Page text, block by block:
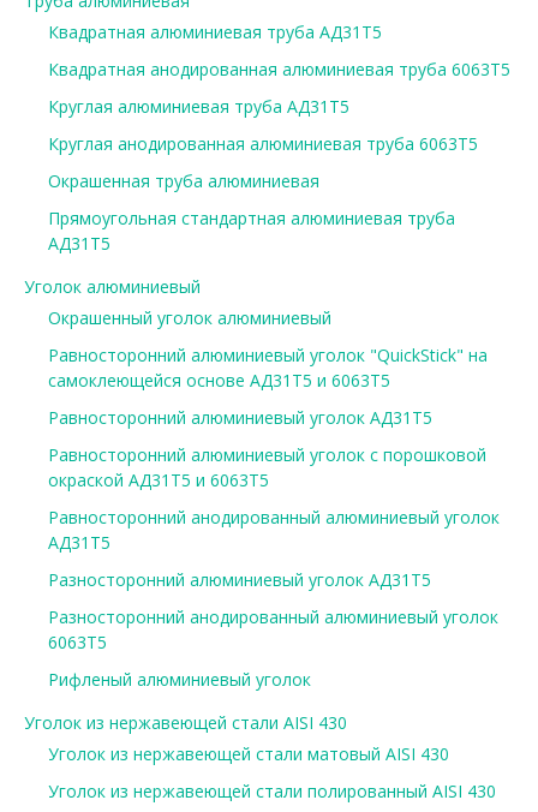
Квадратная алюминиевая труба АД31Т5
Квадратная анодированная алюминиевая труба 6063Т5
Круглая алюминиевая труба АД31Т5
Круглая анодированная алюминиевая труба 6063Т5
Окрашенная труба алюминиевая
Прямоугольная стандартная алюминиевая труба
АД31Т5
Уголок алюминиевый
Окрашенный уголок алюминиевый
Равносторонний алюминиевый уголок "QuickStick" на
самоклеющейся основе АД31Т5 и 6063Т5
Равносторонний алюминиевый уголок АД31Т5
Равносторонний алюминиевый уголок с порошковой
окраской АД31Т5 и 6063Т5
Равносторонний анодированный алюминиевый уголок
АД31Т5
Разносторонний алюминиевый уголок АД31Т5
Разносторонний анодированный алюминиевый уголок
6063Т5
Рифленый алюминиевый уголок
Уголок из нержавеющей стали AISI 430
Уголок из нержавеющей стали матовый AISI 430
Уголок из нержавеющей стали полированный AISI 430